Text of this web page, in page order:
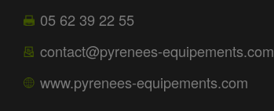
05 62 39 22 55
contact@pyrenees-equipements.com
www.pyrenees-equipements.com